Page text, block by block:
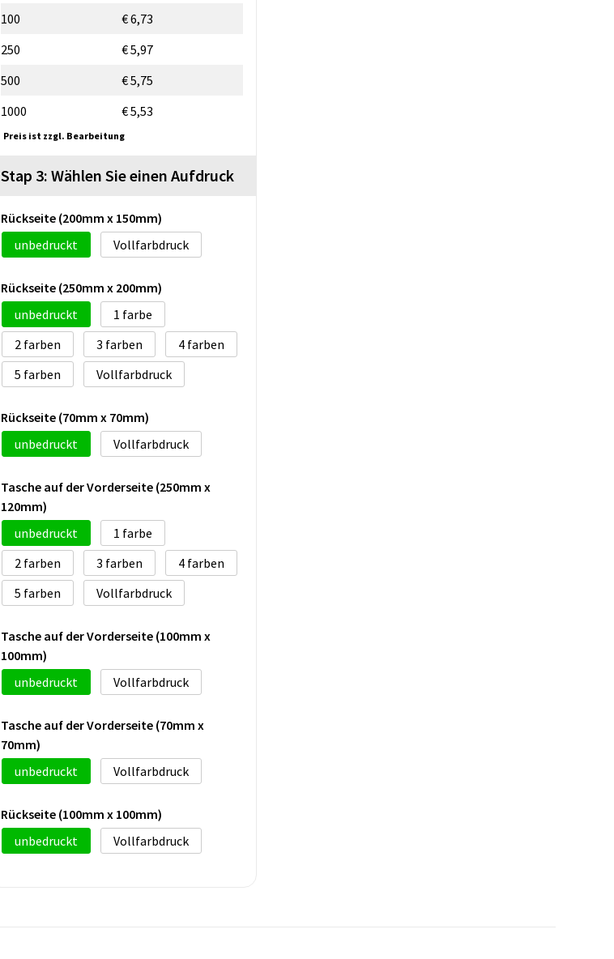
100
€ 6,73
250
€ 5,97
500
€ 5,75
1000
€ 5,53
Preis ist zzgl. Bearbeitung
Stap 3: Wählen Sie einen Aufdruck
Rückseite (200mm x 150mm)
unbedruckt
Vollfarbdruck
Rückseite (250mm x 200mm)
unbedruckt
1
2
3
4
5
Vollfarbdruck
Rückseite (70mm x 70mm)
unbedruckt
Vollfarbdruck
Tasche auf der Vorderseite (250mm x
120mm)
unbedruckt
1
2
3
4
5
Vollfarbdruck
Tasche auf der Vorderseite (100mm x
100mm)
unbedruckt
Vollfarbdruck
Tasche auf der Vorderseite (70mm x
70mm)
unbedruckt
Vollfarbdruck
Rückseite (100mm x 100mm)
unbedruckt
Vollfarbdruck